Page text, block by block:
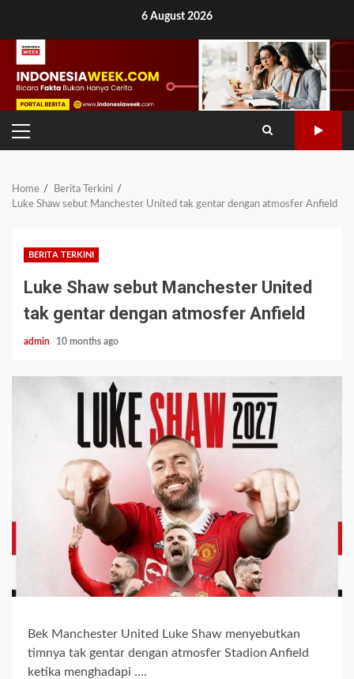
content
6 August 2026
PRIMARY
MENU
Home
Berita Terkini
Luke Shaw sebut Manchester United tak gentar dengan atmosfer Anfield
BERITA TERKINI
Luke Shaw sebut Manchester United
tak gentar dengan atmosfer Anfield
admin 10 months ago
Bek Manchester United Luke Shaw menyebutkan
timnya tak gentar dengan atmosfer Stadion Anfield
ketika menghadapi ….